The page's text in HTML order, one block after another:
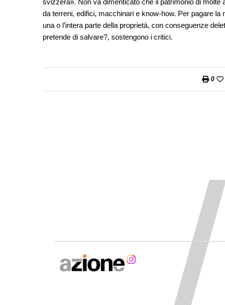
svizzera». Non va dimenticato che il patrimonio di
da terreni, edifici, macchinari e know-how. Per pagare
una o l’intera parte della proprietà, con conseguenze
pretende di salvare?, sostengono i critici.
0